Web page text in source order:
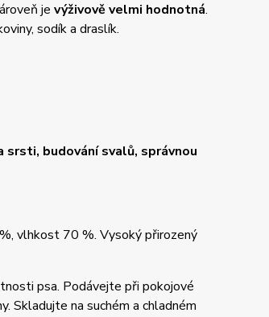
je výživově velmi hodnotná.
sodík a draslík.
srsti, budování svalů, správnou
vlhkost 70 %. Vysoký přirozený
psa. Podávejte při pokojové
Skladujte na suchém a chladném